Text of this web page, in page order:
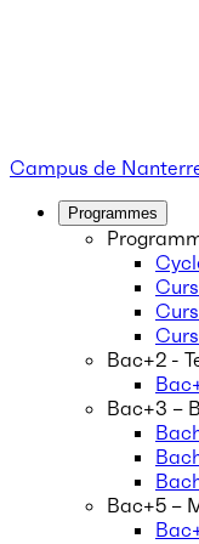
Campus de
Programmes
Bac+2 -
Bac+3 –
Bac+5 –